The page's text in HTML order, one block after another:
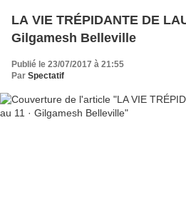
LA VIE TRÉPIDANTE DE
Gilgamesh Belleville
Publié le 23/07/2017 à 21:55
Par Spectatif